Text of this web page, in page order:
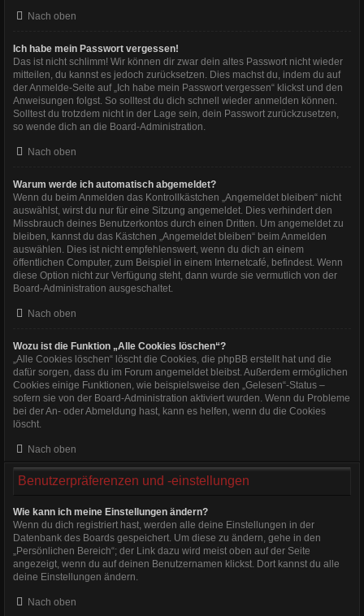
Nach oben
Ich habe mein Passwort vergessen!
Das ist nicht schlimm! Wir können dir zwar dein altes Passwort nicht wieder
mitteilen, du kannst es jedoch zurücksetzen. Dies machst du, indem du auf
der Anmelde-Seite auf „Ich habe mein Passwort vergessen“ klickst und den
Anweisungen folgst. So solltest du dich schnell wieder anmelden können.
Solltest du trotzdem nicht in der Lage sein, dein Passwort zurückzusetzen,
so wende dich an die Board-Administration.
Nach oben
Warum werde ich automatisch abgemeldet?
Wenn du beim Anmelden das Kontrollkästchen „Angemeldet bleiben“ nicht
auswählst, wirst du nur für eine Sitzung angemeldet. Dies verhindert den
Missbrauch deines Benutzerkontos durch einen Dritten. Um angemeldet zu
bleiben, kannst du das Kästchen „Angemeldet bleiben“ beim Anmelden
auswählen. Dies ist nicht empfehlenswert, wenn du dich an einem
öffentlichen Computer, zum Beispiel in einem Internetcafé, befindest. Wenn
diese Option nicht zur Verfügung steht, dann wurde sie vermutlich von der
Board-Administration ausgeschaltet.
Nach oben
Wozu ist die Funktion „Alle Cookies löschen“?
„Alle Cookies löschen“ löscht die Cookies, die phpBB erstellt hat und die
dafür sorgen, dass du im Forum angemeldet bleibst. Außerdem ermöglichen
Cookies einige Funktionen, wie beispielsweise den „Gelesen“-Status –
sofern sie von der Board-Administration aktiviert wurden. Wenn du Probleme
bei der An- oder Abmeldung hast, kann es helfen, wenn du die Cookies
löscht.
Nach oben
Benutzerpräferenzen und -einstellungen
Wie kann ich meine Einstellungen ändern?
Wenn du dich registriert hast, werden alle deine Einstellungen in der
Datenbank des Boards gespeichert. Um diese zu ändern, gehe in den
„Persönlichen Bereich“; der Link dazu wird meist oben auf der Seite
angezeigt, wenn du auf deinen Benutzernamen klickst. Dort kannst du alle
deine Einstellungen ändern.
Nach oben